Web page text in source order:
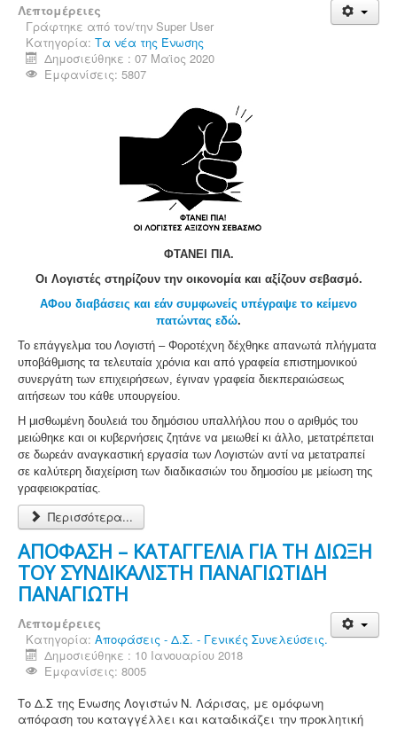
Λεπτομέρειες
Γράφτηκε από τον/την Super User
Κατηγορία: Τα νέα της Ένωσης
Δημοσιεύθηκε : 07 Μαϊος 2020
Εμφανίσεις: 5807
ΦΤΑΝΕΙ ΠΙΑ.
Οι Λογιστές στηρίζουν την οικονομία και αξίζουν σεβασμό.
ΑΦου διαβάσεις και εάν συμφωνείς υπέγραψε το κείμενο
πατώντας εδώ.
Το επάγγελμα του Λογιστή – Φοροτέχνη δέχθηκε απανωτά πλήγματα
υποβάθμισης τα τελευταία χρόνια και από γραφεία επιστημονικού
συνεργάτη των επιχειρήσεων, έγιναν γραφεία διεκπεραιώσεως
αιτήσεων του κάθε υπουργείου.
Η μισθωμένη δουλειά του δημόσιου υπαλλήλου που ο αριθμός του
μειώθηκε και οι κυβερνήσεις ζητάνε να μειωθεί κι άλλο, μετατρέπεται
σε δωρεάν αναγκαστική εργασία των Λογιστών αντί να μετατραπεί
σε καλύτερη διαχείριση των διαδικασιών του δημοσίου με μείωση της
γραφειοκρατίας.
Περισσότερα...
ΑΠΟΦΑΣΗ – ΚΑΤΑΓΓΕΛΙΑ ΓΙΑ ΤΗ ΔΙΩΞΗ
ΤΟΥ ΣΥΝΔΙΚΑΛΙΣΤΗ ΠΑΝΑΓΙΩΤΙΔΗ
ΠΑΝΑΓΙΩΤΗ
Λεπτομέρειες
Κατηγορία: Αποφάσεις - Δ.Σ. - Γενικές Συνελεύσεις.
Δημοσιεύθηκε : 10 Ιανουαρίου 2018
Εμφανίσεις: 8005
Το Δ.Σ της Ενωσης Λογιστών Ν. Λάρισας, με ομόφωνη
απόφαση του καταγγέλλει και καταδικάζει την προκλητική